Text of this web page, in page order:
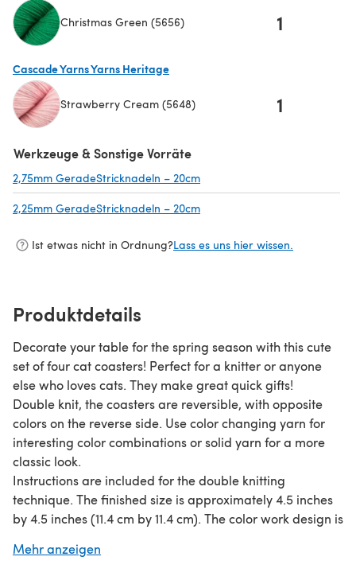
Christmas Green (5656) 1
Cascade Yarns Yarns Heritage
Strawberry Cream (5648) 1
Werkzeuge & Sonstige Vorräte
2,75mm GeradeStricknadeln – 20cm
2,25mm GeradeStricknadeln – 20cm
Ist etwas nicht in Ordnung?Lass es uns hier wissen.
Produktdetails
Decorate your table for the spring season with this cute
set of four cat coasters! Perfect for a knitter or anyone
else who loves cats. They make great quick gifts!
Double knit, the coasters are reversible, with opposite
colors on the reverse side. Use color changing yarn for
interesting color combinations or solid yarn for a more
classic look.
Instructions are included for the double knitting
technique. The finished size is approximately 4.5 inches
by 4.5 inches (11.4 cm by 11.4 cm). The color work design is
Disclaimer: This pattern is for creating a decoration only.
Mehr anzeigen